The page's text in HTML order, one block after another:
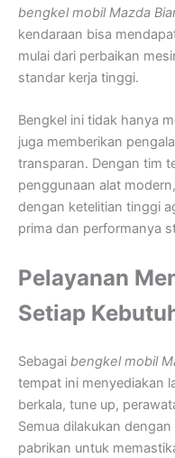
bengkel mobil Mazda
kendaraan bisa
mulai dari perbaikan
standar kerja tinggi.
Bengkel ini tidak hanya
juga memberikan
transparan. Dengan tim
penggunaan alat
dengan ketelitian tinggi
prima dan performanya
Pelayanan
Setiap
Sebagai bengkel mobil
tempat ini menyediakan
berkala, tune up,
Semua dilakukan
pabrikan untuk